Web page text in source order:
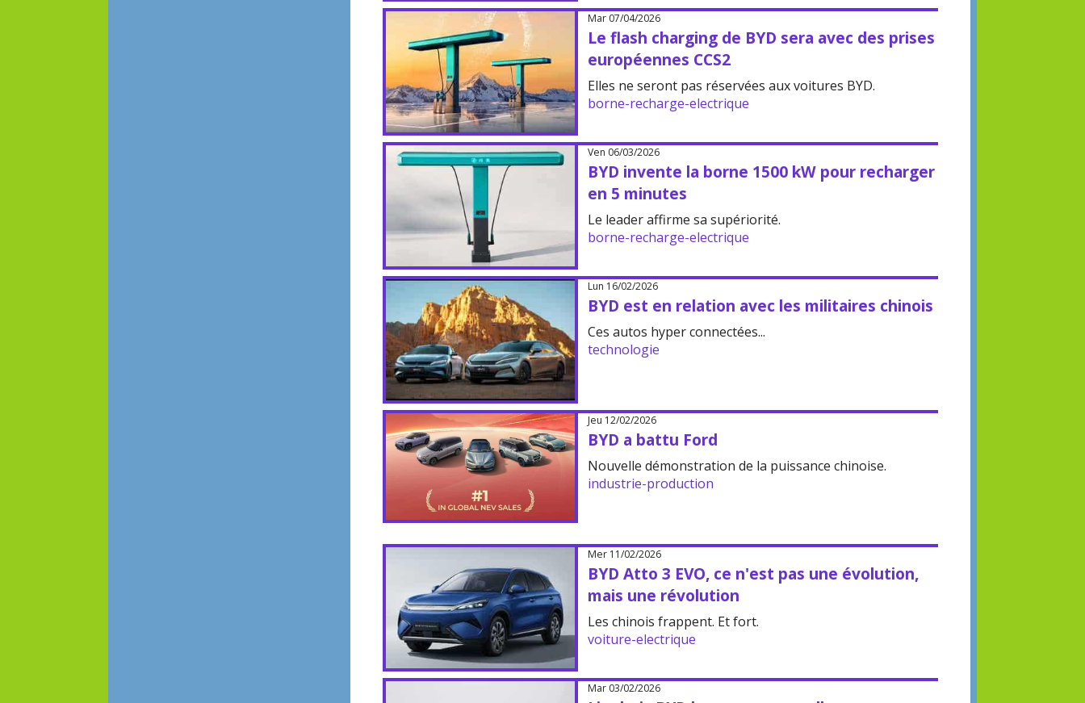
Mar 07/04/2026
Le flash charging de BYD sera avec des prises
européennes CCS2
Elles ne seront pas réservées aux voitures BYD.
borne-recharge-electrique
Ven 06/03/2026
BYD invente la borne 1500 kW pour recharger
en 5 minutes
Le leader affirme sa supériorité.
borne-recharge-electrique
Lun 16/02/2026
BYD est en relation avec les militaires chinois
Ces autos hyper connectées...
technologie
Jeu 12/02/2026
BYD a battu Ford
Nouvelle démonstration de la puissance chinoise.
industrie-production
Mer 11/02/2026
BYD Atto 3 EVO, ce n'est pas une évolution,
mais une révolution
Les chinois frappent. Et fort.
voiture-electrique
Mar 03/02/2026